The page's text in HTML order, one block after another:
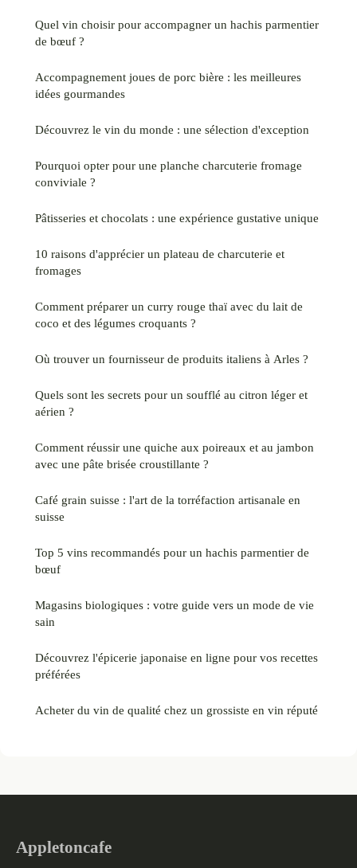
Quel vin choisir pour accompagner un hachis parmentier
de bœuf ?
Accompagnement joues de porc bière : les meilleures
idées gourmandes
Découvrez le vin du monde : une sélection d'exception
Pourquoi opter pour une planche charcuterie fromage
conviviale ?
Pâtisseries et chocolats : une expérience gustative unique
10 raisons d'apprécier un plateau de charcuterie et
fromages
Comment préparer un curry rouge thaï avec du lait de
coco et des légumes croquants ?
Où trouver un fournisseur de produits italiens à Arles ?
Quels sont les secrets pour un soufflé au citron léger et
aérien ?
Comment réussir une quiche aux poireaux et au jambon
avec une pâte brisée croustillante ?
Café grain suisse : l'art de la torréfaction artisanale en
suisse
Top 5 vins recommandés pour un hachis parmentier de
bœuf
Magasins biologiques : votre guide vers un mode de vie
sain
Découvrez l'épicerie japonaise en ligne pour vos recettes
préférées
Acheter du vin de qualité chez un grossiste en vin réputé
Appletoncafe